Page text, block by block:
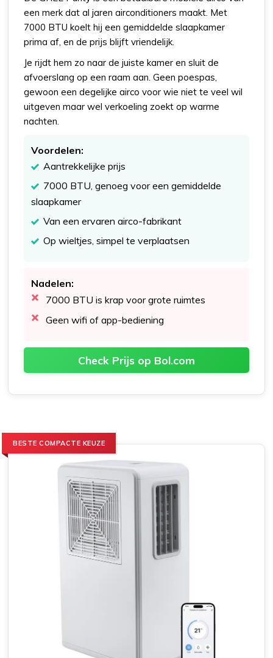
een merk dat al jaren airconditioners maakt. Met
7000 BTU koelt hij een gemiddelde slaapkamer
prima af, en de prijs blijft vriendelijk.
Je rijdt hem zo naar de juiste kamer en sluit de
afvoerslang op een raam aan. Geen poespas,
gewoon een degelijke airco voor wie niet te veel wil
uitgeven maar wel verkoeling zoekt op warme
nachten.
Voordelen:
Aantrekkelijke prijs
7000 BTU, genoeg voor een gemiddelde
slaapkamer
Van een ervaren airco-fabrikant
Op wieltjes, simpel te verplaatsen
Nadelen:
7000 BTU is krap voor grote ruimtes
Geen wifi of app-bediening
Check Prijs op Bol.com
BESTE COMPACTE KEUZE